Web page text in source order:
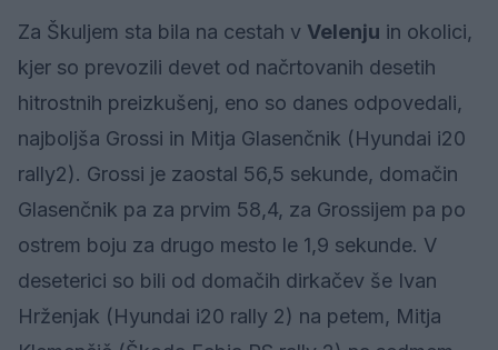
Za Škuljem sta bila na cestah v Velenju in okolici,
kjer so prevozili devet od načrtovanih desetih
hitrostnih preizkušenj, eno so danes odpovedali,
najboljša Grossi in Mitja Glasenčnik (Hyundai i20
rally2). Grossi je zaostal 56,5 sekunde, domačin
Glasenčnik pa za prvim 58,4, za Grossijem pa po
ostrem boju za drugo mesto le 1,9 sekunde. V
deseterici so bili od domačih dirkačev še Ivan
Hrženjak (Hyundai i20 rally 2) na petem, Mitja